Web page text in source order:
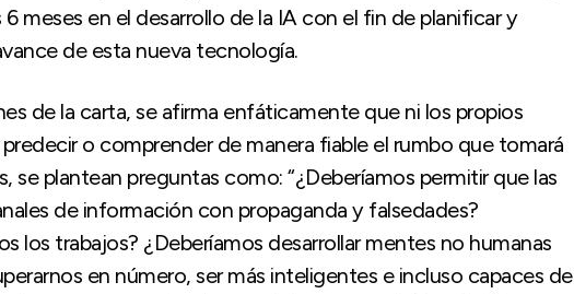
meses en el desarrollo de la IA con el fin de planificar y
de esta nueva tecnología.
de la carta, se afirma enfáticamente que ni los propios
o comprender de manera fiable el rumbo que tomará
se plantean preguntas como: “¿Deberíamos permitir que las
de información con propaganda y falsedades?
los trabajos? ¿Deberíamos desarrollar mentes no humanas
en número, ser más inteligentes e incluso capaces de